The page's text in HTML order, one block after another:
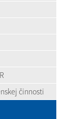
činnosti